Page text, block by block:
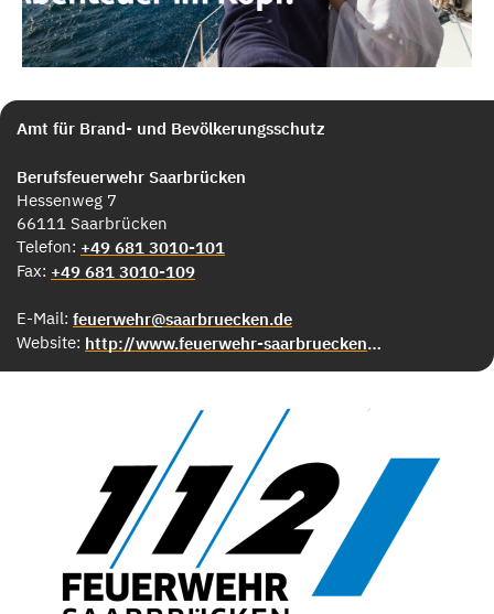
Amt für Brand- und Bevölkerungsschutz
Berufsfeuerwehr Saarbrücken
Hessenweg 7
66111 Saarbrücken
Telefon: +49 681 3010-101
Fax: +49 681 3010-109
E-Mail: feuerwehr@saarbruecken.de
Website:
http://www.feuerwehr-saarbruecken.de